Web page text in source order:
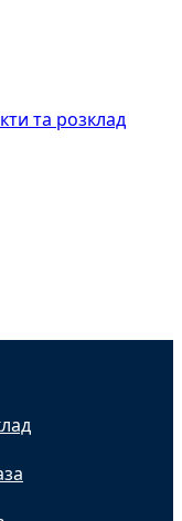
та розклад